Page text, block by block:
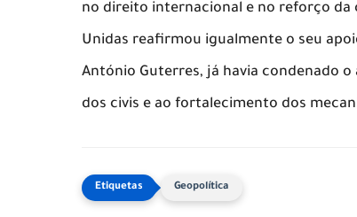
no direito internacional e no reforço da
Unidas reafirmou igualmente o seu
António Guterres, já havia condenado
dos civis e ao fortalecimento dos
Geopolítica